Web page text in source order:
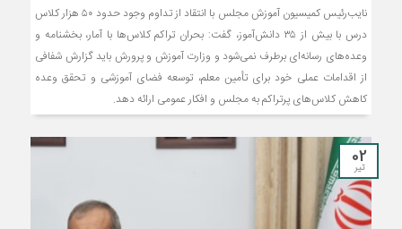
نایب‌رئیس کمیسیون آموزش مجلس با انتقاد از تداوم وجود حدود ۵۰ هزار کلاس
درس با بیش از ۳۵ دانش‌آموز، گفت: بحران تراکم کلاس‌ها با آمار، بخشنامه و
وعده‌های رسانه‌ای برطرف نمی‌شود و وزارت آموزش و پرورش باید گزارش شفافی
از اقدامات عملی خود برای تأمین معلم، توسعه فضای آموزشی و تحقق وعده
کاهش کلاس‌های پرتراکم به مجلس و افکار عمومی ارائه دهد.
02
تیر